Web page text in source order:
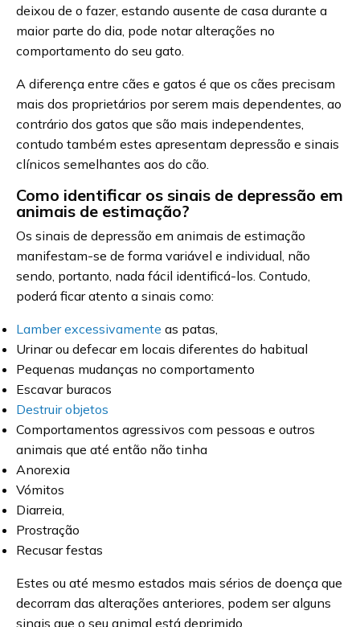
deixou de o fazer, estando ausente de casa durante a
maior parte do dia, pode notar alterações no
comportamento do seu gato.
A diferença entre cães e gatos é que os cães precisam
mais dos proprietários por serem mais dependentes, ao
contrário dos gatos que são mais independentes,
contudo também estes apresentam depressão e sinais
clínicos semelhantes aos do cão.
Como identificar os sinais de depressão em
animais de estimação?
Os sinais de depressão em animais de estimação
manifestam-se de forma variável e individual, não
sendo, portanto, nada fácil identificá-los. Contudo,
poderá ficar atento a sinais como:
Lamber excessivamente as patas,
Urinar ou defecar em locais diferentes do habitual
Pequenas mudanças no comportamento
Escavar buracos
Destruir objetos
Comportamentos agressivos com pessoas e outros
animais que até então não tinha
Anorexia
Vómitos
Diarreia,
Prostração
Recusar festas
Estes ou até mesmo estados mais sérios de doença que
decorram das alterações anteriores, podem ser alguns
sinais que o seu animal está deprimido.